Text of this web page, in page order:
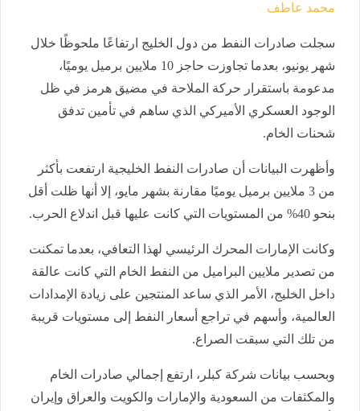
محمد عاطف
سجلت صادرات النفط من دول الخليج ارتفاعًا ملحوظًا خلال
شهر يونيو، بعدما تجاوزت حاجز 10 ملايين برميل يوميًا،
مدعومة باستقرار حركة الملاحة في مضيق هرمز في ظل
الوجود العسكري الأميركي الذي ساهم في تأمين تدفق
شحنات الخام.
وأظهرت البيانات أن صادرات النفط الخليجية ارتفعت بأكثر
من 3 ملايين برميل يوميًا مقارنة بشهر مايو، إلا أنها ظلت أقل
بنحو 40% من المستويات التي كانت عليها قبل اندلاع الحرب.
وكانت الإمارات المحرك الرئيسي لهذا التعافي، بعدما تمكنت
من تصدير ملايين البراميل من النفط الخام التي كانت عالقة
داخل الخليج، الأمر الذي ساعد المنتجين على زيادة الإمدادات
العالمية، وأسهم في تراجع أسعار النفط إلى مستويات قريبة
من تلك التي سبقت الصراع.
وبحسب بيانات شركة كبلر، ارتفع إجمالي صادرات الخام
والمكثفات من السعودية والإمارات والكويت والعراق وإيران